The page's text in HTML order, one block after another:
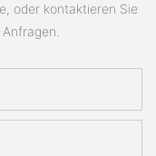
oder kontaktieren Sie